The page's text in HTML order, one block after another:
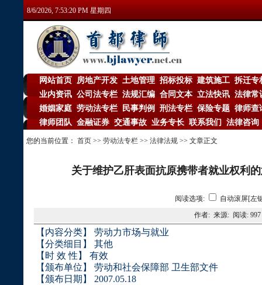
8/6/2026, 7:53:20 PM 星期四
网站首页 房地产开发 土地管理 招标投标 建筑施工 拆迁专
业内资讯 公司法专栏 法规汇编 合同文本 立法快讯 法律常
婚姻家庭 劳动法专栏 民事判例 刑法专栏 保险专题 律师查
律师团队 金融证券 交通事故 业务专长 联系我们 法律咨询
您的当前位置： 首页 >> 劳动法专栏 >> 法律法规 >> 文章正文
关于维护乙肝表面抗原携带者就业权利
阅读选项:
自动滚屏[左
作者: 来源: 阅读: 997
【 内容分类】
劳动力市场与就业
【分类细目】
其他
【时 效 性】
有效
【颁布单位】
劳动和社会保障部 卫生部文件
【颁布日期】
2007.05.18